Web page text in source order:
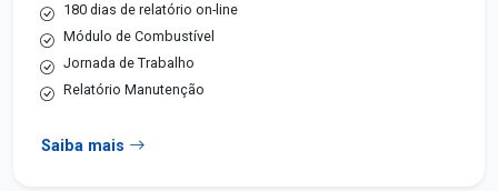
180 dias de relatório on-line
Módulo de Combustível
Jornada de Trabalho
Relatório Manutenção
Saiba mais